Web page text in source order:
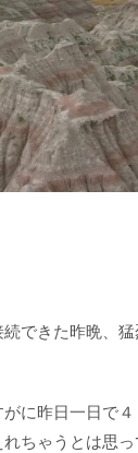
できた昨晩、
に昨日一日で
れちゃうとは思